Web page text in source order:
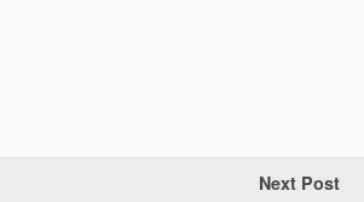
Next Post